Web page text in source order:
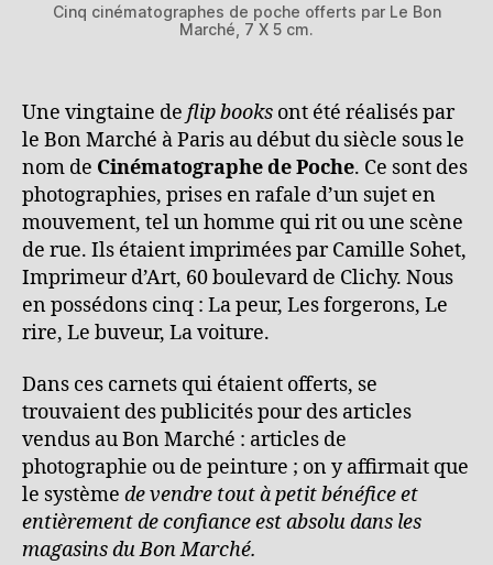
Cinq cinématographes de poche offerts par Le Bon
Marché, 7 X 5 cm.
Une vingtaine de flip books ont été réalisés par
le Bon Marché à Paris au début du siècle sous le
nom de Cinématographe de Poche. Ce sont des
photographies, prises en rafale d’un sujet en
mouvement, tel un homme qui rit ou une scène
de rue. Ils étaient imprimées par Camille Sohet,
Imprimeur d’Art, 60 boulevard de Clichy. Nous
en possédons cinq : La peur, Les forgerons, Le
rire, Le buveur, La voiture.
Dans ces carnets qui étaient offerts, se
trouvaient des publicités pour des articles
vendus au Bon Marché : articles de
photographie ou de peinture ; on y affirmait que
le système de vendre tout à petit bénéfice et
entièrement de confiance est absolu dans les
magasins du Bon Marché.